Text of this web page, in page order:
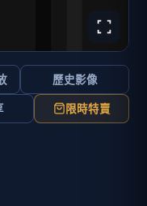
歷史影像
限時特賣